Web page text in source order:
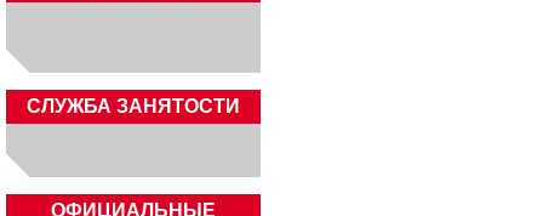
CЛУЖБА ЗАНЯТОСТИ
ОФИЦИАЛЬНЫЕ